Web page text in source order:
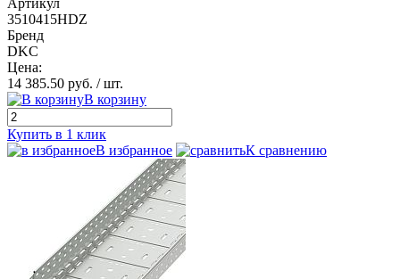
Артикул
3510415HDZ
Бренд
DKC
Цена:
14 385.50 руб. / шт.
В корзину
Купить в 1 клик
В избранное
К сравнению